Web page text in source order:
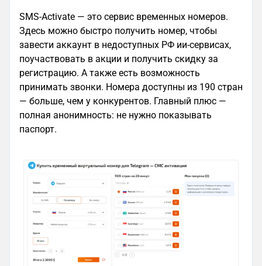
SMS-Activate — это сервис временных номеров.
Здесь можно быстро получить номер, чтобы
завести аккаунт в недоступных РФ ии-сервисах,
поучаствовать в акции и получить скидку за
регистрацию. А также есть возможность
принимать звонки. Номера доступны из 190 стран
— больше, чем у конкурентов. Главный плюс —
полная анонимность: не нужно показывать
паспорт.